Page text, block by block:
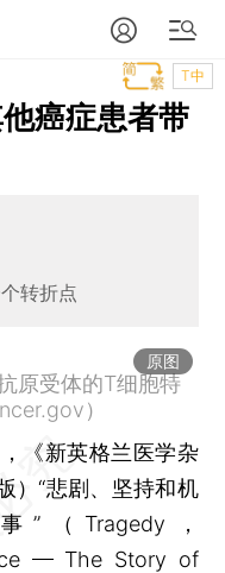
T中
癌症患者带
转折点
原图
原受体的T细胞特
）
《新英格兰医学杂
）“悲剧、坚持和机
”（Tragedy，
— The Story of